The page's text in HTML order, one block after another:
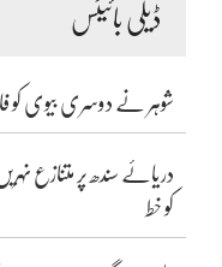
ڈیلی بائیٹس
شوہر نے دوسری بیوی کو
دریائے سندھ پر متنازع
کو خط